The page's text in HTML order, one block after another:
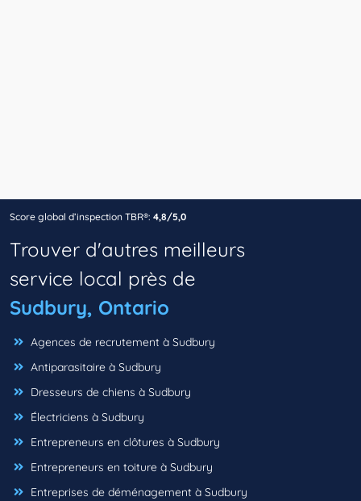
Score global d’inspection TBR®: 4,8/5,0
Trouver d'autres meilleurs
service local près de
Sudbury, Ontario
Agences de recrutement à Sudbury
Antiparasitaire à Sudbury
Dresseurs de chiens à Sudbury
Électriciens à Sudbury
Entrepreneurs en clôtures à Sudbury
Entrepreneurs en toiture à Sudbury
Entreprises de déménagement à Sudbury